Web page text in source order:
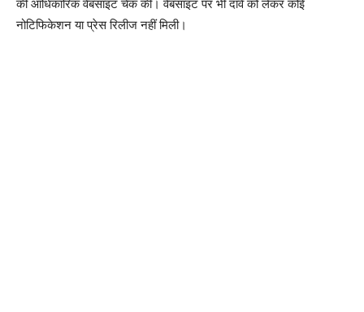
की आधिकारिक वेबसाइट चेक की। वेबसाइट पर भी दावे को लेकर कोई
नोटिफिकेशन या प्रेस रिलीज नहीं मिली।